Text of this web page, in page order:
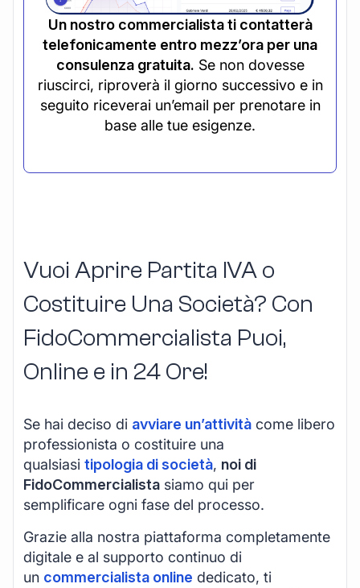
Un nostro commercialista ti contatterà
telefonicamente entro mezz’ora per una
consulenza gratuita. Se non dovesse
riuscirci, riproverà il giorno successivo e in
seguito riceverai un’email per prenotare in
base alle tue esigenze.
Vuoi Aprire Partita IVA o
Costituire Una Società? Con
FidoCommercialista Puoi,
Online e in 24 Ore!
Se hai deciso di avviare un’attività come libero
professionista o costituire una
qualsiasi tipologia di società, noi di
FidoCommercialista siamo qui per
semplificare ogni fase del processo.
Grazie alla nostra piattaforma completamente
digitale e al supporto continuo di
un commercialista online dedicato, ti